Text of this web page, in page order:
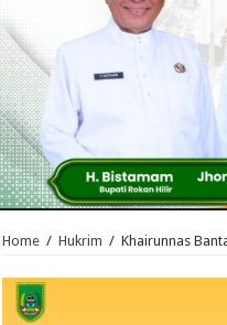
Home / Hukrim / Khairunnas